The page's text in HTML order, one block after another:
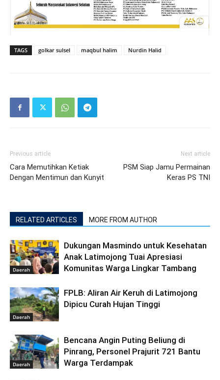
TAGS golkar sulsel maqbul halim Nurdin Halid
Previous article
Cara Memutihkan Ketiak
Dengan Mentimun dan Kunyit
Next article
PSM Siap Jamu Permainan
Keras PS TNI
RELATED ARTICLES MORE FROM AUTHOR
Daerah
Dukungan Masmindo untuk Kesehatan
Anak Latimojong Tuai Apresiasi
Komunitas Warga Lingkar Tambang
Daerah
FPLB: Aliran Air Keruh di Latimojong
Dipicu Curah Hujan Tinggi
Daerah
Bencana Angin Puting Beliung di
Pinrang, Personel Prajurit 721 Bantu
Warga Terdampak